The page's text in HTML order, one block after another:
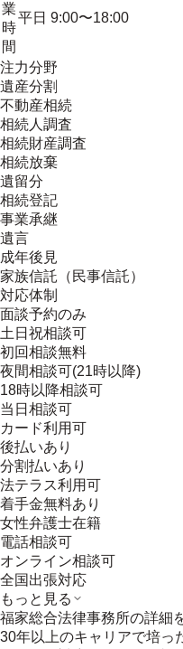
業
時
間
平日 9:00〜18:00
注力分野
遺産分割
不動産相続
相続人調査
相続財産調査
相続放棄
遺留分
相続登記
事業承継
遺言
成年後見
家族信託（民事信託）
対応体制
面談予約のみ
土日祝相談可
初回相談無料
夜間相談可(21時以降)
18時以降相談可
当日相談可
カード利用可
後払いあり
分割払いあり
法テラス利用可
着手金無料あり
女性弁護士在籍
電話相談可
オンライン相談可
全国出張対応
もっと見る
福家総合法律事務所の詳細
30年以上のキャリアで培っ